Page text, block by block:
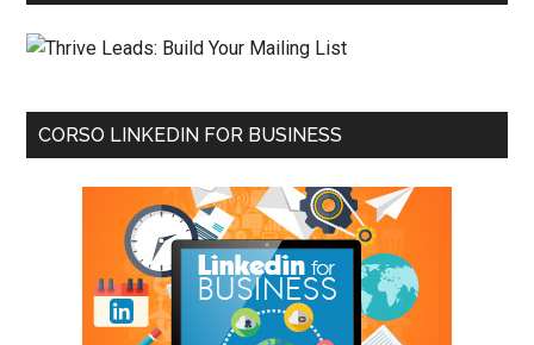
CORSO LINKEDIN FOR BUSINESS